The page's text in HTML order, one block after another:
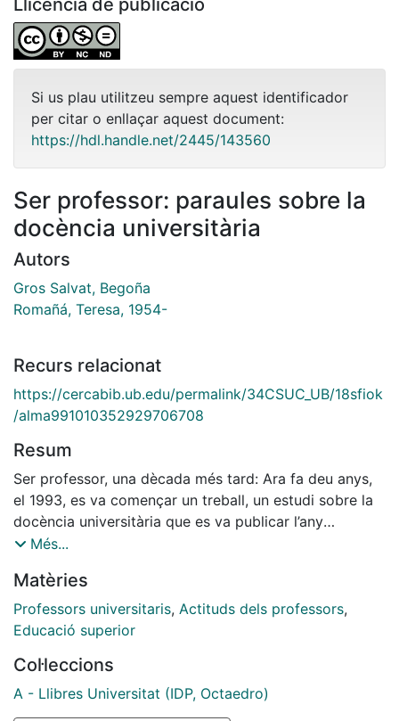
Si us plau utilitzeu sempre aquest identificador
per citar o enllaçar aquest document:
https://hdl.handle.net/2445/143560
Ser professor: paraules sobre la
docència universitària
Autors
Gros Salvat, Begoña
Romañá, Teresa, 1954-
Recurs relacionat
https://cercabib.ub.edu/permalink/34CSUC_UB/18sfiok
/alma991010352929706708
Resum
Ser professor, una dècada més tard: Ara fa deu anys,
el 1993, es va començar un treball, un estudi sobre la
docència universitària que es va publicar l’any
1995 amb el títol Ser professor: paraules sobre la
i Teresa Romañá, van analitzar un conjunt
d’entrevistes, van redactar un conjunt de reflexions i
van contribuir, sens dubte, a generar
debat
que va generar a la nostra Universitat. L’any 2000 es
va
Més...
Matèries
Professors universitaris, Actituds dels professors,
Educació superior
Col·leccions
A - Llibres Universitat (IDP, Octaedro)